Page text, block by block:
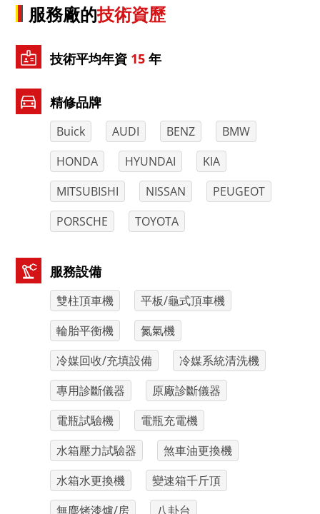
服務廠的技術資歷
技術平均年資 15 年
精修品牌
Buick AUDI BENZ
BMW
HONDA
HYUNDAI
KIA
MITSUBISHI
NISSAN
PEUGEOT
PORSCHE
TOYOTA
服務設備
雙柱頂車機
平板/龜式頂車機
輪胎平衡機
氮氣機
冷媒回收/充填設備
冷媒系統清洗機
專用診斷儀器
原廠診斷儀器
電瓶試驗機
電瓶充電機
水箱壓力試驗器
煞車油更換機
水箱水更換機
變速箱千斤頂
無塵烤漆爐/房
八卦台